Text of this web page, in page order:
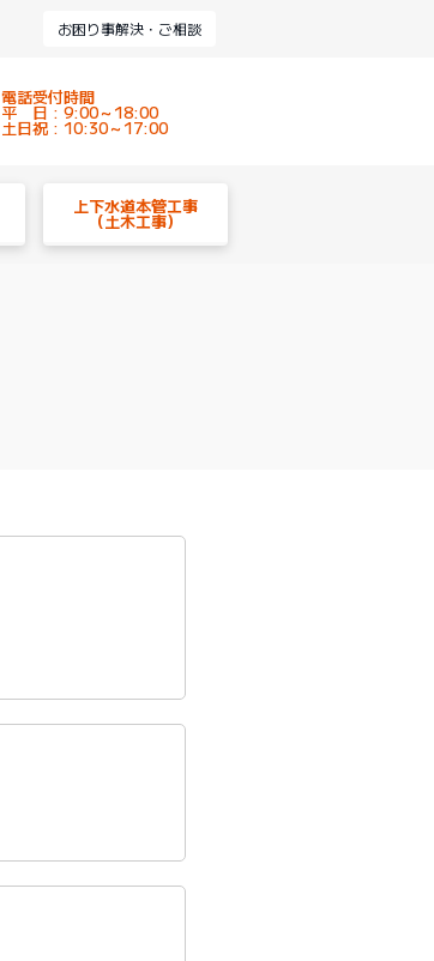
お困り事解決・ご相談
電話受付時間
平 日 : 9:00～18:00
土日祝 : 10:30～17:00
上下水道本管工事
（土木工事）